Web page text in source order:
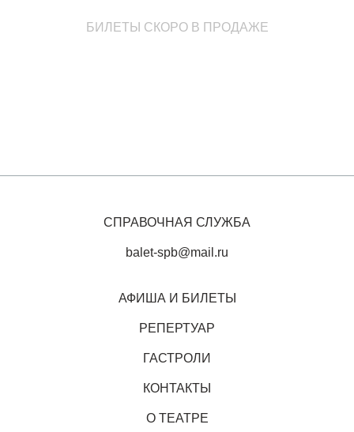
БИЛЕТЫ СКОРО В ПРОДАЖЕ
АФИША И БИЛЕТЫ
РЕПЕРТУАР
ГАСТРОЛИ
КОНТАКТЫ
О ТЕАТРЕ
СПРАВОЧНАЯ СЛУЖБА
balet-spb@mail.ru